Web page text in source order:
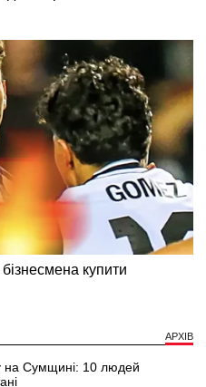
АРХІВ
на Сумщині: 10 людей